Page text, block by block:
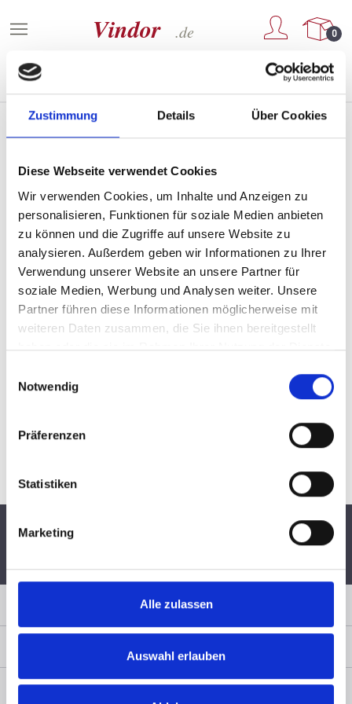
Zustimmung Details Über Cookies
Diese Webseite verwendet Cookies
Wir verwenden Cookies, um Inhalte und Anzeigen zu
personalisieren, Funktionen für soziale Medien anbieten
zu können und die Zugriffe auf unsere Website zu
analysieren. Außerdem geben wir Informationen zu Ihrer
Verwendung unserer Website an unsere Partner für
soziale Medien, Werbung und Analysen weiter. Unsere
Partner führen diese Informationen möglicherweise mit
weiteren Daten zusammen, die Sie ihnen bereitgestellt
haben oder die sie im Rahmen Ihrer Nutzung der Dienste
Notwendig
Präferenzen
Statistiken
Marketing
Alle zulassen
Auswahl erlauben
Zum Hauptinhalt springen
0
Weine von Château La Tour Haut-
Brion
PRODUKTE FILTERN
DHL
Widerrufsrecht
Fachberatung
Sicher Einkaufen
Service & Rechtliches